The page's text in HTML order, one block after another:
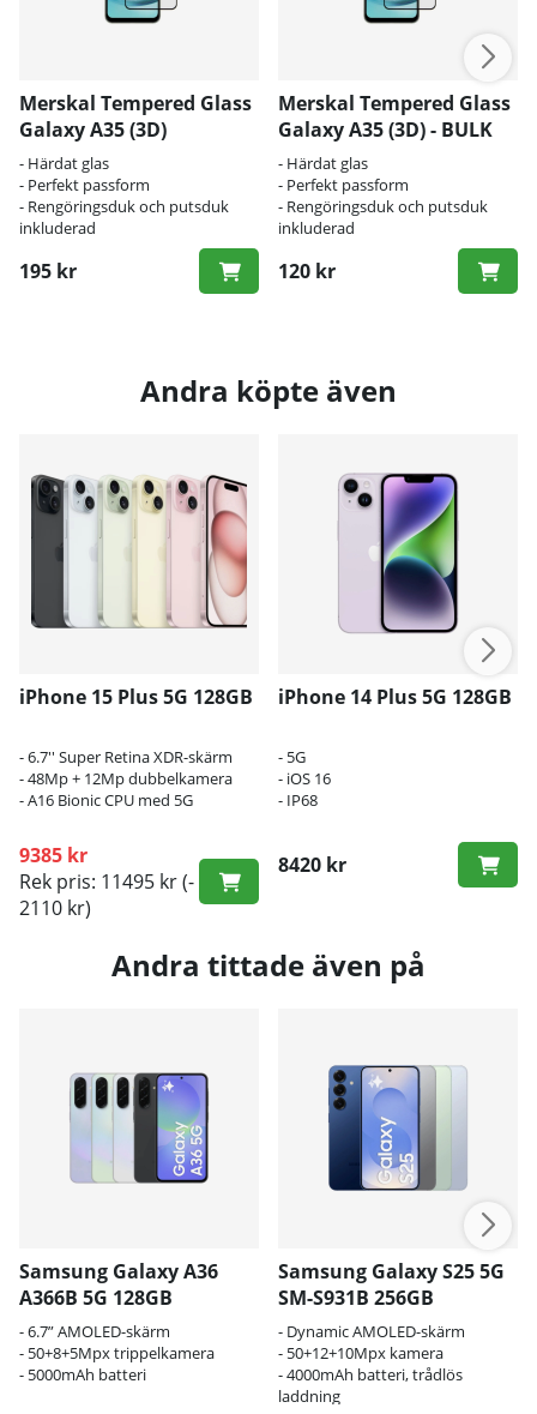
Merskal Tempered Glass
Galaxy A35 (3D)
- Härdat glas
- Perfekt passform
- Rengöringsduk och putsduk
inkluderad
195 kr
Merskal Tempered Glass
Galaxy A35 (3D) - BULK
- Härdat glas
- Perfekt passform
- Rengöringsduk och putsduk
inkluderad
120 kr
Andra köpte även
iPhone 15 Plus 5G 128GB
- 6.7'' Super Retina XDR-skärm
- 48Mp + 12Mp dubbelkamera
- A16 Bionic CPU med 5G
9385 kr
Rek pris: 11495 kr(-
2110 kr)
iPhone 14 Plus 5G 128GB
- 5G
- iOS 16
- IP68
8420 kr
Andra tittade även på
Samsung Galaxy A36
A366B 5G 128GB
- 6.7” AMOLED-skärm
- 50+8+5Mpx trippelkamera
- 5000mAh batteri
Samsung Galaxy S25 5G
SM-S931B 256GB
- Dynamic AMOLED-skärm
- 50+12+10Mpx kamera
- 4000mAh batteri, trådlös
laddning